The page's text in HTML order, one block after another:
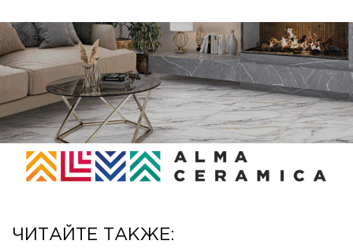
ЧИТАЙТЕ ТАКЖЕ: